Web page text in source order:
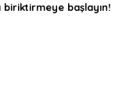
biriktirmeye başlayın!